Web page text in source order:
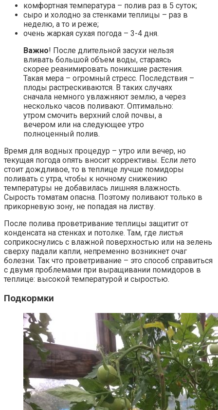
комфортная температура – полив раз в 5 суток;
сыро и холодно за стенками теплицы – раз в
неделю, а то и реже;
очень жаркая сухая погода – 3-4 дня.
Важно! После длительной засухи нельзя
вливать большой объем воды, стараясь
скорее реанимировать поникшие растения.
Такая мера – огромный стресс. Последствия –
плоды растрескиваются. В таких случаях
сначала немного увлажняют землю, а через
несколько часов поливают. Оптимально:
утром смочить верхний слой почвы, а
вечером или на следующее утро
полноценный полив.
Время для водных процедур – утро или вечер, но
текущая погода опять вносит коррективы. Если лето
стоит дождливое, то в теплице лучше помидоры
поливать с утра, чтобы к ночному снижению
температуры не добавилась лишняя влажность.
Сырость томатам опасна. Поэтому поливают только в
прикорневую зону, не попадая на листву.
После полива проветривание теплицы защитит от
конденсата на стенках и потолке. Там, где листья
соприкоснулись с влажной поверхностью или на зелень
сверху падали капли, непременно возникнет очаг
болезни. Так что проветривание – это способ справиться
с двумя проблемами при выращивании помидоров в
теплице: высокой температурой и сыростью.
Подкормки